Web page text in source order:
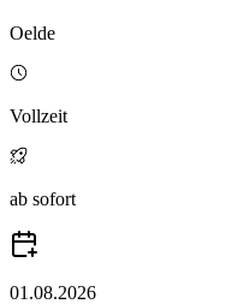
Oelde
Vollzeit
ab sofort
01.08.2026